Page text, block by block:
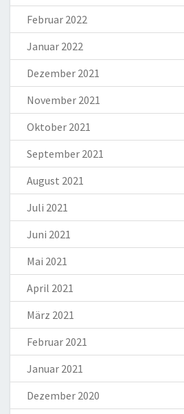
Februar 2022
Januar 2022
Dezember 2021
November 2021
Oktober 2021
September 2021
August 2021
Juli 2021
Juni 2021
Mai 2021
April 2021
März 2021
Februar 2021
Januar 2021
Dezember 2020